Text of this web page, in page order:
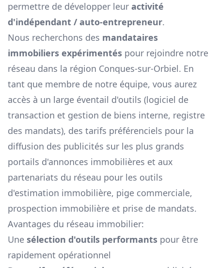
permettre de développer leur activité
d'indépendant / auto-entrepreneur.
Nous recherchons des mandataires
immobiliers expérimentés pour rejoindre notre
réseau dans la région Conques-sur-Orbiel. En
tant que membre de notre équipe, vous aurez
accès à un large éventail d'outils (logiciel de
transaction et gestion de biens interne, registre
des mandats), des tarifs préférenciels pour la
diffusion des publicités sur les plus grands
portails d'annonces immobilières et aux
partenariats du réseau pour les outils
d'estimation immobilière, pige commerciale,
prospection immobilière et prise de mandats.
Avantages du réseau immobilier:
Une sélection d'outils performants pour être
rapidement opérationnel